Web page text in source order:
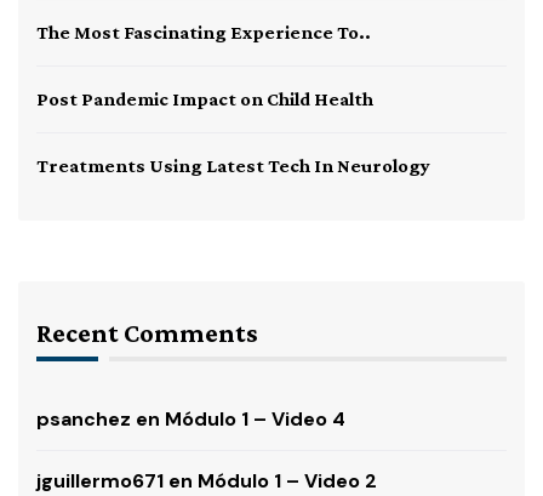
The Most Fascinating Experience To..
Post Pandemic Impact on Child Health
Treatments Using Latest Tech In Neurology
Recent Comments
psanchez en Módulo 1 – Video 4
jguillermo671 en Módulo 1 – Video 2